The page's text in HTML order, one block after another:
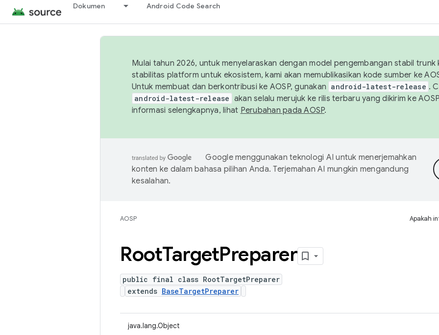
Dokumen Android Code Search
Mulai tahun 2026, untuk menyelaraskan dengan model pengembangan stabil trunk
stabilitas platform untuk ekosistem, kami akan memublikasikan kode sumber ke
Untuk membuat dan berkontribusi ke AOSP, gunakan android-latest-release .
android-latest-release akan selalu merujuk ke rilis terbaru yang dikirim ke
informasi selengkapnya, lihat Perubahan pada AOSP.
Google menggunakan teknologi AI untuk menerjemahkan
konten ke dalam bahasa pilihan Anda. Terjemahan AI mungkin mengandung
kesalahan.
AOSP Apakah
RootTargetPreparer
public final class RootTargetPreparer
extends BaseTargetPreparer
java.lang.Object